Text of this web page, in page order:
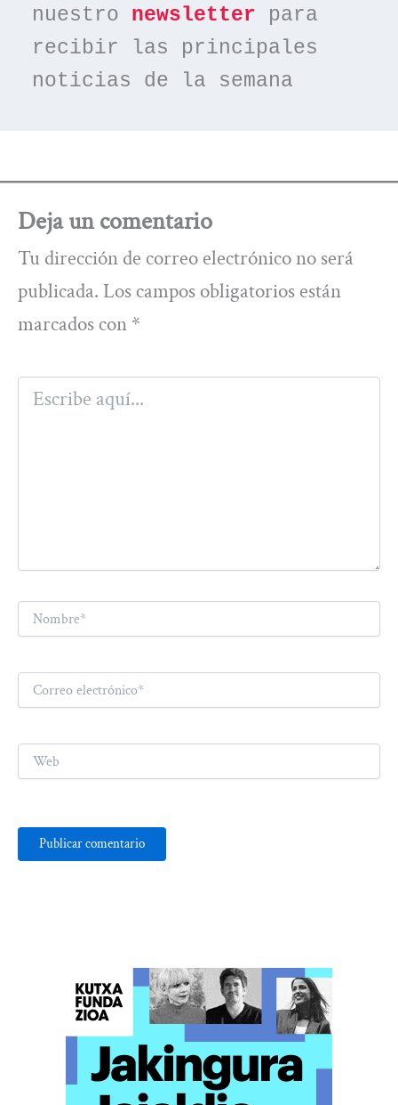
nuestro newsletter para
recibir las principales
noticias de la semana
Deja un comentario
Tu dirección de correo electrónico no será
publicada. Los campos obligatorios están
marcados con *
Escribe
aquí...
Nombre*
Correo
electrónico*
Web